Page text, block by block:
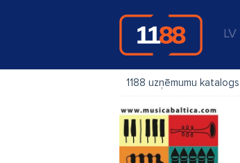
LV
1188 uzņēmumu katalogs